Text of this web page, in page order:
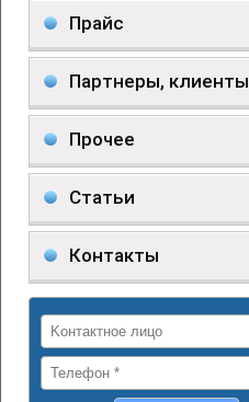
Прайс
Партнеры, клиенты
Прочее
Статьи
Контакты